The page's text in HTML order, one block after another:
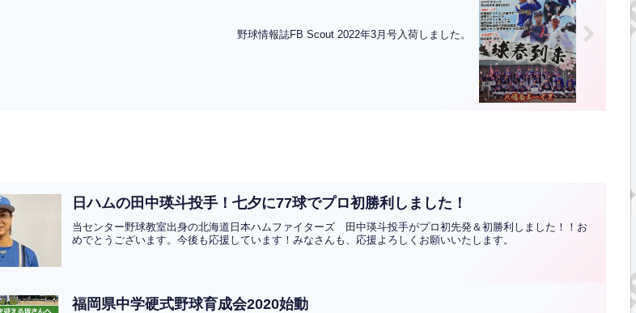
野球情報誌FB Scout 2022年3月号入荷しました。
日ハムの田中瑛斗投手！七夕に77球でプロ初勝利しました！
当センター野球教室出身の北海道日本ハムファイターズ 田中瑛斗投手がプロ初先発＆初勝利しました！！お
めでとうございます。今後も応援しています！みなさんも、応援よろしくお願いいたします。
福岡県中学硬式野球育成会2020始動